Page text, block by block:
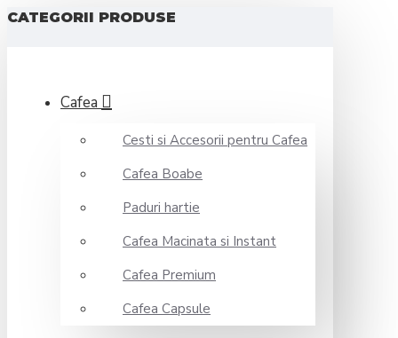
CATEGORII PRODUSE
Cafea
Cesti si Accesorii pentru Cafea
Cafea Boabe
Paduri hartie
Cafea Macinata si Instant
Cafea Premium
Cafea Capsule